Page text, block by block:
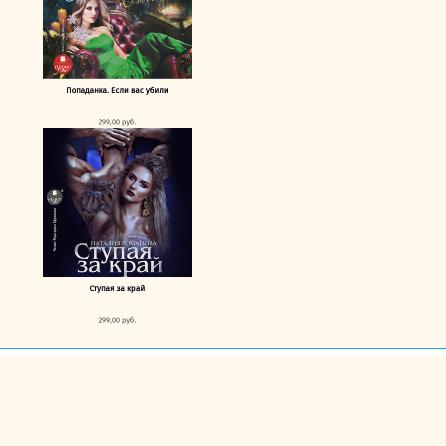
Попаданка. Если вас убили
299,00 руб.
Ступая за край
299,00 руб.